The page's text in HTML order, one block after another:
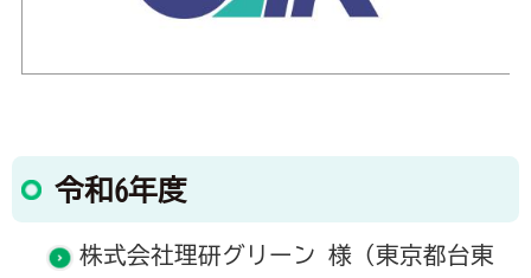
令和6年度
株式会社理研グリーン 様 (東京都台東